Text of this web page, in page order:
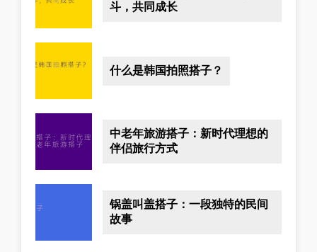
斗，共同成长
什么是韩国拍照搭子？
中老年旅游搭子：新时代理想的
伴侣旅行方式
锅盖叫盖搭子：一段独特的民间
故事